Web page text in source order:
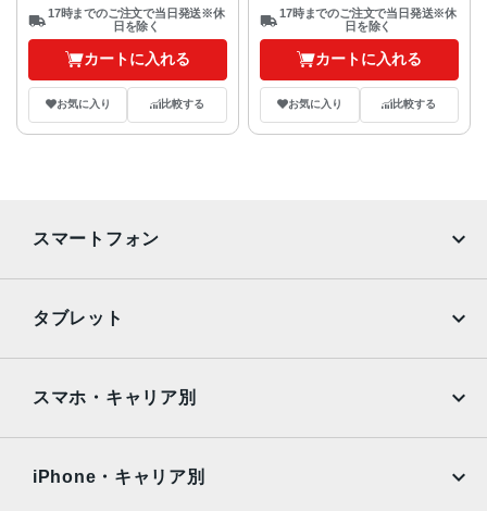
17時までのご注文で当日発送※休
日を除く
カートに入れる
お気に入り 比較する
17時までのご注文で当日発送※休
日を除く
カートに入れる
お気に入り 比較する
スマートフォン
AQUOS
OPPO Android
タブレット
Surface
スマホ・キャリア別
iPhone・キャリア別